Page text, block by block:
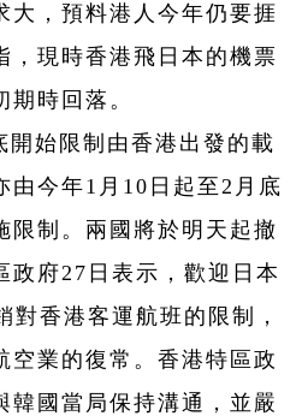
大，預料港人今年仍要捱
，現時香港飛日本的機票
時回落。
開始限制由香港出發的載
由今年1月10日起至2月底
限制。兩國將於明天起撤
政府27日表示，歡迎日本
對香港客運航班的限制，
空業的復常。香港特區政
韓國當局保持溝通，並嚴